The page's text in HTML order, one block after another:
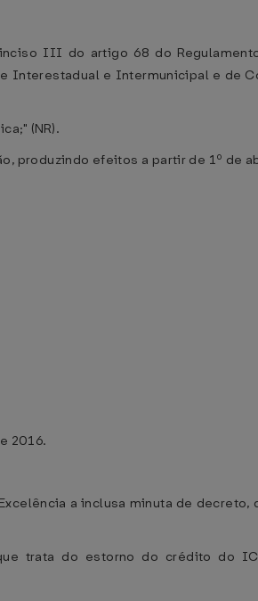
III do artigo 68 do
Interestadual e Intermunicipal e de
(NR).
produzindo efeitos a partir de 1º de
2016.
a inclusa minuta de
trata do estorno do crédito do